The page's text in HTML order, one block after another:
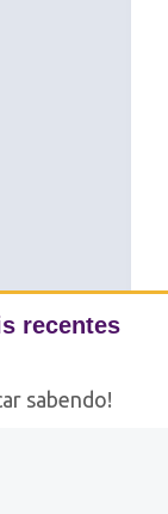
recentes
sabendo!